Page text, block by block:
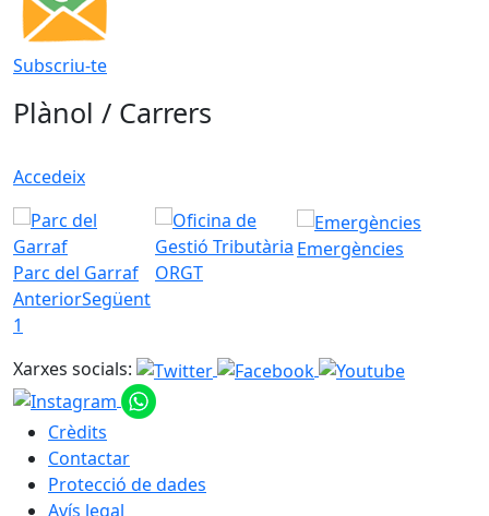
Subscriu-te
Plànol / Carrers
Accedeix
Parc del Garraf ORGT
Emergències
AnteriorSegüent
1
Xarxes socials:
Crèdits
Contactar
Protecció de dades
Avís legal